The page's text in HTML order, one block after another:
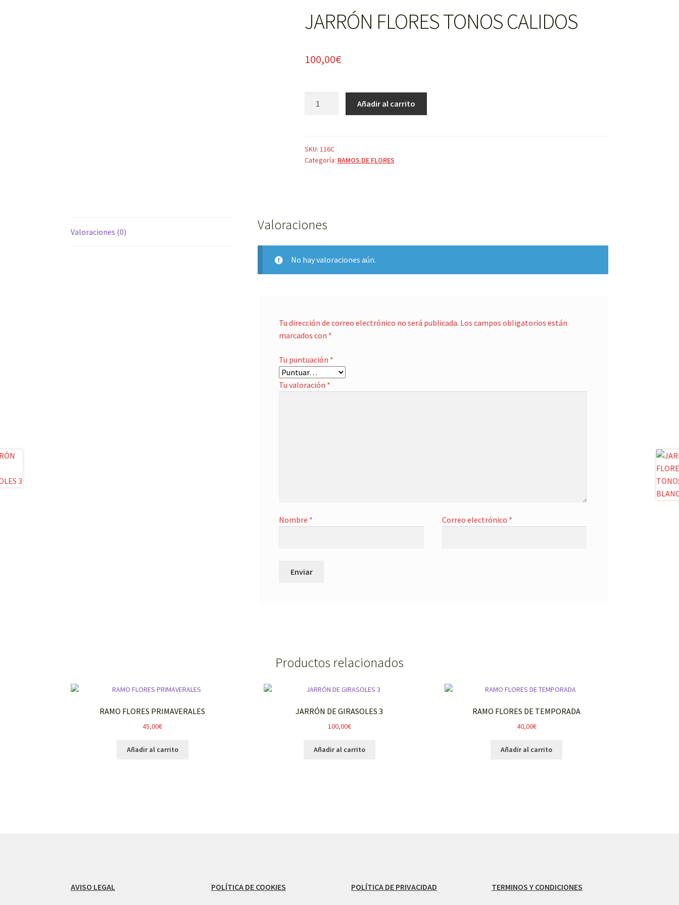
JARRÓN FLORES TONOS CALIDOS
100,00€
cantidad
Añadir al carrito
SKU: 116C
Categoría: RAMOS DE FLORES
Valoraciones (0) Valoraciones
No hay valoraciones aún.
Tu dirección de correo electrónico no será publicada. Los campos obligatorios están
marcados con *
Tu puntuación *
Tu valoración *
Nombre * Correo electrónico *
Productos relacionados
RAMO FLORES PRIMAVERALES
45,00€
Añadir al carrito
JARRÓN DE GIRASOLES 3
100,00€
Añadir al carrito
RAMO FLORES DE TEMPORADA
40,00€
Añadir al carrito
AVISO LEGAL POLÍTICA DE COOKIES POLÍTICA DE PRIVACIDAD TERMINOS Y CONDICIONES